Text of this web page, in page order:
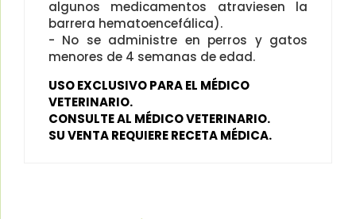
algunos medicamentos atraviesen la
barrera hematoencefálica).
- No se administre en perros y gatos
menores de 4 semanas de edad.
USO EXCLUSIVO PARA EL MÉDICO
VETERINARIO.
CONSULTE AL MÉDICO VETERINARIO.
SU VENTA REQUIERE RECETA MÉDICA.